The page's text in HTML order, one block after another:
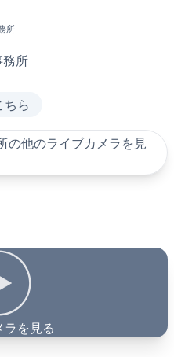
所
所
ちら
の他のライブカメラを見
ラを見る